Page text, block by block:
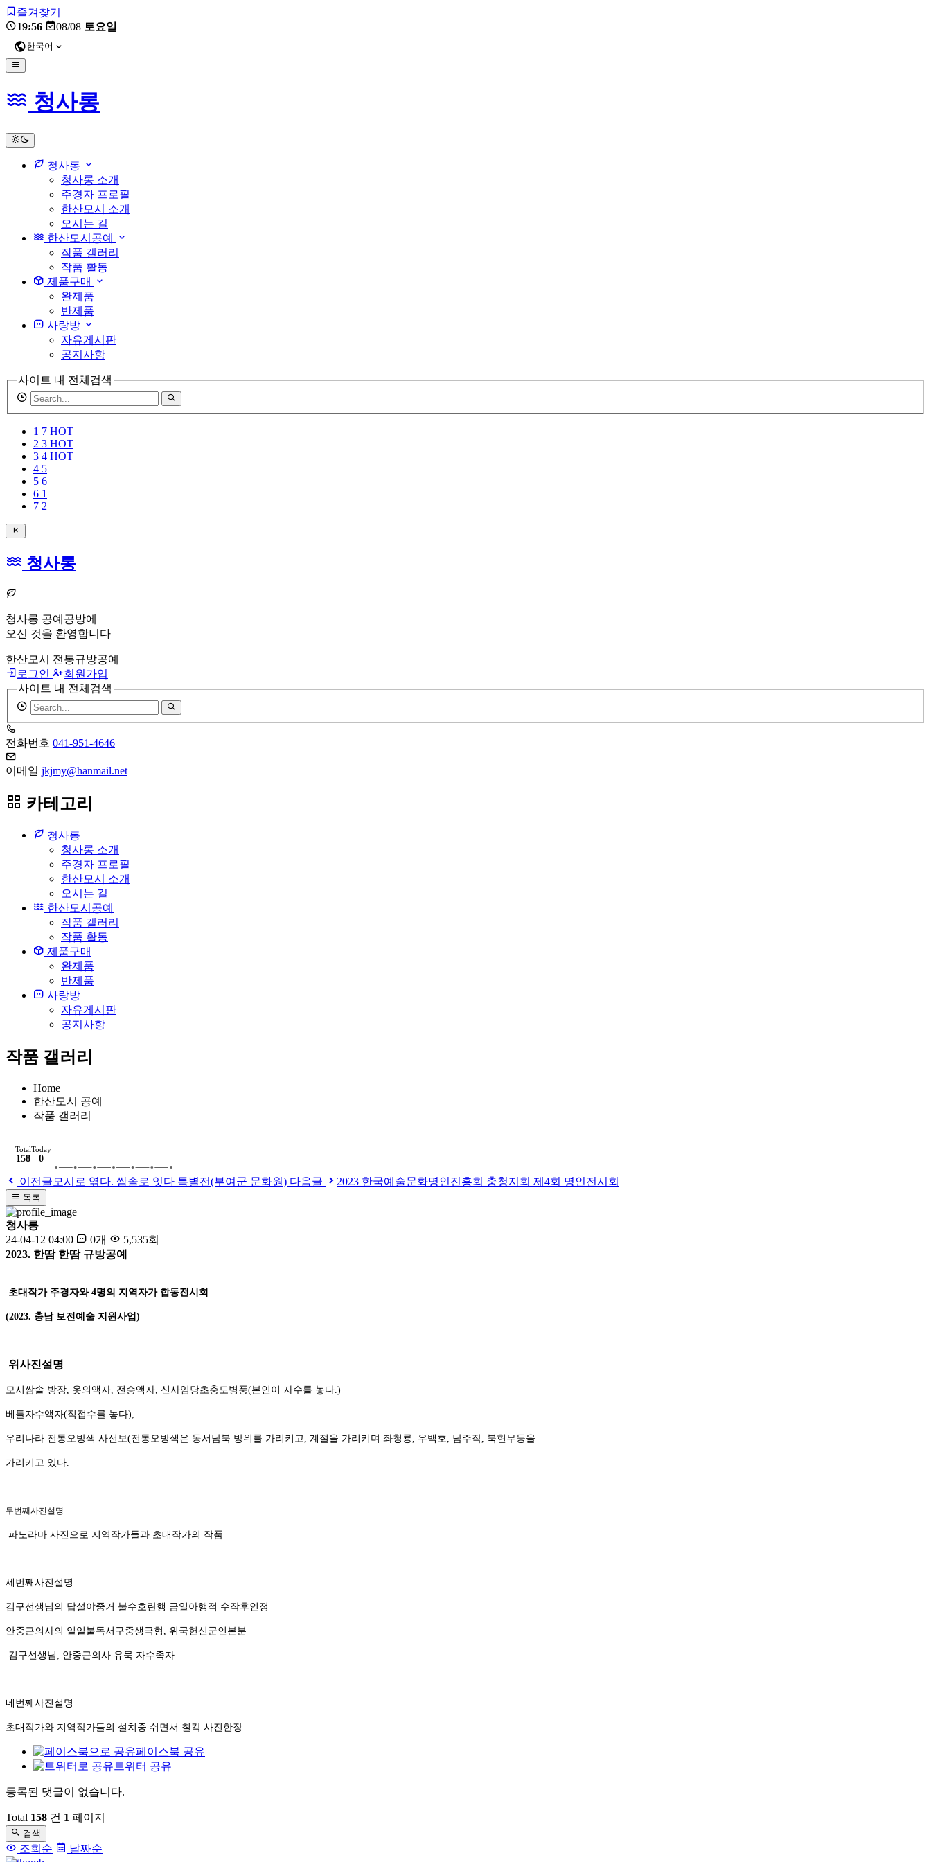
즐겨찾기
19:56
08/08 토요일
한국어
청사롱
light
청사롱
청사롱 소개
주경자 프로필
한산모시 소개
오시는 길
한산모시공예
작품 갤러리
작품 활동
제품구매
완제품
반제품
사랑방
자유게시판
공지사항
사이트 내 전체검색
검
색
필
수
1 7 HOT
2 3 HOT
3 4 HOT
4 5
5 6
6 1
7 2
청사롱
청사롱 공예공방에
오신 것을 환영합니다
한산모시 전통규방공예
로그인
회원가입
사이트 내 전체검색
검
색
필
수
전화번호 041-951-4646
이메일 jkjmy@hanmail.net
카테고리
청사롱
청사롱 소개
주경자 프로필
한산모시 소개
오시는 길
한산모시공예
작품 갤러리
작품 활동
제품구매
완제품
반제품
사랑방
자유게시판
공지사항
작품 갤러리
Home
한산모시 공예
작품 갤러리
Total
158
Today
0
이전글 모시로 엮다. 쌈솔로 잇다 특별전(부여군 문화원) 다음글 2023 한국예술문화명인진흥회 충청지회 제4회 명인전시회
목록
청사롱
24-04-12 04:00
0개
5,535회
2023. 한땀 한땀 규방공예
초대작가 주경자와 4명의 지역자가 합동전시회
(2023. 충남 보전예술 지원사업)
위사진설명
모시쌈솔 방장, 옷의액자, 전승액자, 신사임당초충도병풍(본인이 자수를 놓다.)
베틀자수액자(직접수를 놓다),
우리나라 전통오방색 사선보(전통오방색은 동서남북 방위를 가리키고, 계절을 가리키며 좌청룡, 우백호, 남주작, 북현무등을
가리키고 있다.
두번째사진설명
파노라마 사진으로 지역작가들과 초대작가의 작품
세번째사진설명
김구선생님의 답설야중거 불수호란행 금일아행적 수작후인정
안중근의사의 일일불독서구중생극형, 위국헌신군인본분
김구선생님, 안중근의사 유묵 자수족자
네번째사진설명
초대작가와 지역작가들의 설치중 쉬면서 칠칵 사진한장
페이스북 공유
트위터 공유
댓
글
목
등록된 댓글이 없습니다.
Total 158 건 1 페이지
검색
조회순 날짜순